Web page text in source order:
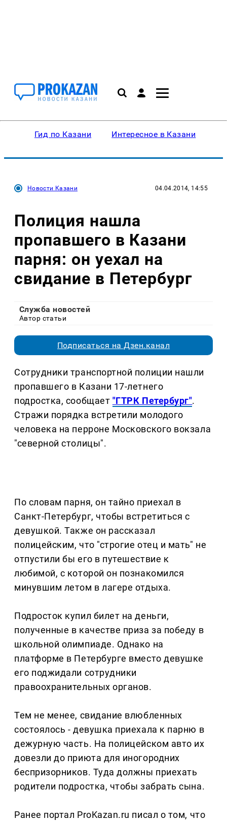
Гид по Казани Интересное в Казани
Новости Казани 04.04.2014, 14:55
Полиция нашла
пропавшего в Казани
парня: он уехал на
свидание в Петербург
Служба новостей
Автор статьи
Подписаться на Дзен.канал
Сотрудники транспортной полиции нашли
пропавшего в Казани 17-летнего
подростка, сообщает "ГТРК Петербург".
Стражи порядка встретили молодого
человека на перроне Московского вокзала
"северной столицы".
По словам парня, он тайно приехал в
Санкт-Петербург, чтобы встретиться с
девушкой. Также он рассказал
полицейским, что "строгие отец и мать" не
отпустили бы его в путешествие к
любимой, с которой он познакомился
минувшим летом в лагере отдыха.
Подросток купил билет на деньги,
полученные в качестве приза за победу в
школьной олимпиаде. Однако на
платформе в Петербурге вместо девушке
его поджидали сотрудники
правоохранительных органов.
Тем не менее, свидание влюбленных
состоялось - девушка приехала к парню в
дежурную часть. На полицейском авто их
довезли до приюта для иногородних
беспризорников. Туда должны приехать
родители подростка, чтобы забрать сына.
Ранее портал ProKazan.ru писал о том, что